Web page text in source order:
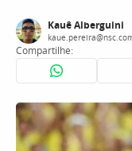
Kauê Alberguini
Compartilhe: